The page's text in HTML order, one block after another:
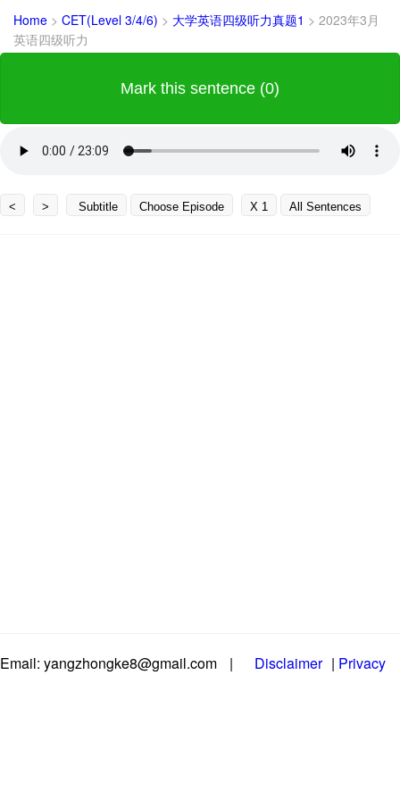
Home > CET(Level 3/4/6) > 大学英语四级听力真题1 > 2023年3月
英语四级听力
Mark this sentence (0)
< > Subtitle Choose Episode X 1 All Sentences
Email: yangzhongke8@gmail.com | Disclaimer | Privacy